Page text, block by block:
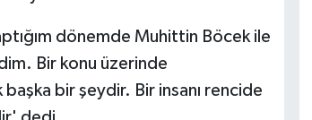
dönemde Muhittin Böcek ile
Bir konu üzerinde
başka bir şeydir. Bir insanı rencide